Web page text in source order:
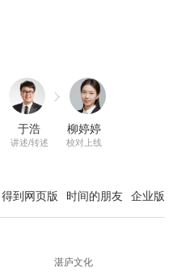
于浩
讲述/转述
柳婷婷
校对上线
得到网页版 时间的朋友 企业版
湛庐文化